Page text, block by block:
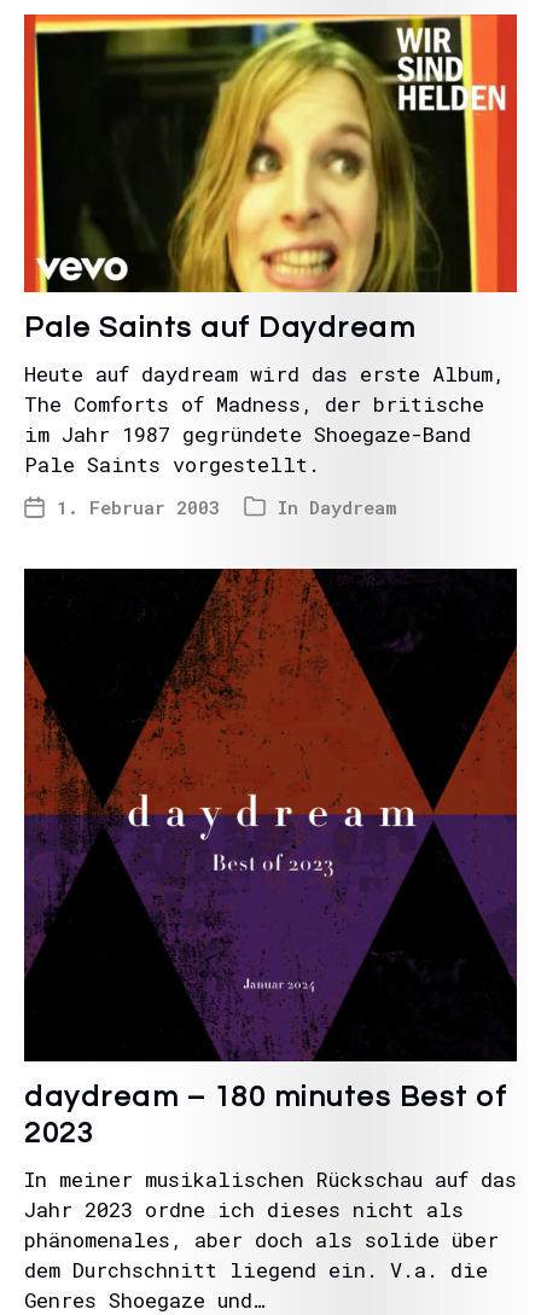
Pale Saints auf Daydream
Heute auf daydream wird das erste Album,
The Comforts of Madness, der britische
im Jahr 1987 gegründete Shoegaze-Band
Pale Saints vorgestellt.
1. Februar 2003 In Daydream
daydream – 180 minutes Best of
2023
In meiner musikalischen Rückschau auf das
Jahr 2023 ordne ich dieses nicht als
phänomenales, aber doch als solide über
dem Durchschnitt liegend ein. V.a. die
Genres Shoegaze und…